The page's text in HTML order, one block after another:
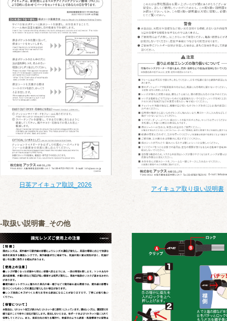
日英アイキュア取説_2026
アイキュア取り扱い説明書
取扱い説明書_その他